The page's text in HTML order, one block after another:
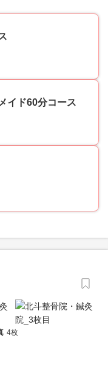
イド60分コース
4枚